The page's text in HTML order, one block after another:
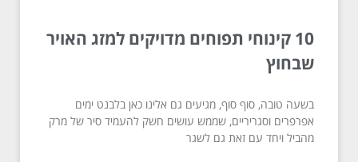
10 קינוחי תפוחים מדויקים למזג האויר
שבחוץ
בשעה טובה, סוף סוף, מגיעים גם אלינו כאן בלבנט ימים
אפרפרים וסגריריים, שממש עושים חשק להעמיד סיר של מרק
מהביל ויחד עם זאת גם לשגר